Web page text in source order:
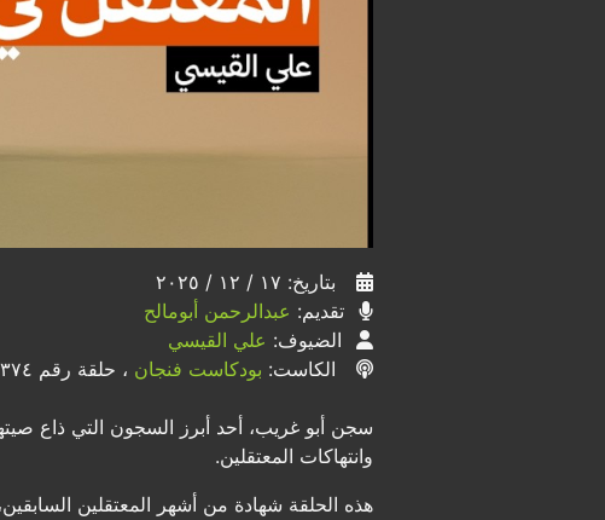
بتاريخ: ١٧ / ١٢ / ٢٠٢٥
تقديم: عبدالرحمن أبومالح
الضيوف: علي القيسي
الكاست: بودكاست فنجان ، حلقة رقم ٣٧٤
سجن أبو غريب، أحد أبرز السجون التي ذاع
وانتهاكات المعتقلين.
هذه الحلقة شهادة من أشهر المعتقلين